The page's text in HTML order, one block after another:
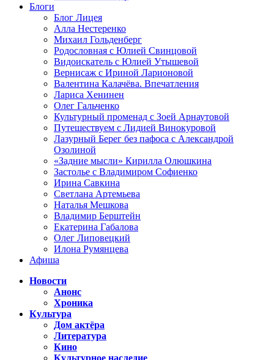
Блоги
Блог Лицея
Алла Нестеренко
Михаил Гольденберг
Родословная с Юлией Свинцовой
Видоискатель с Юлией Утышевой
Вернисаж с Ириной Ларионовой
Валентина Калачёва. Впечатления
Лариса Хенинен
Олег Гальченко
Культурный променад с Зоей Арнаутовой
Путешествуем с Лидией Винокуровой
Лазурный Берег без пафоса с Александрой
Озолиной
«Задние мысли» Кирилла Олюшкина
Застолье с Владимиром Софиенко
Ирина Савкина
Светлана Артемьева
Наталья Мешкова
Владимир Берштейн
Екатерина Габалова
Олег Липовецкий
Илона Румянцева
Афиша
Новости
Анонс
Хроника
Культура
Дом актёра
Литература
Кино